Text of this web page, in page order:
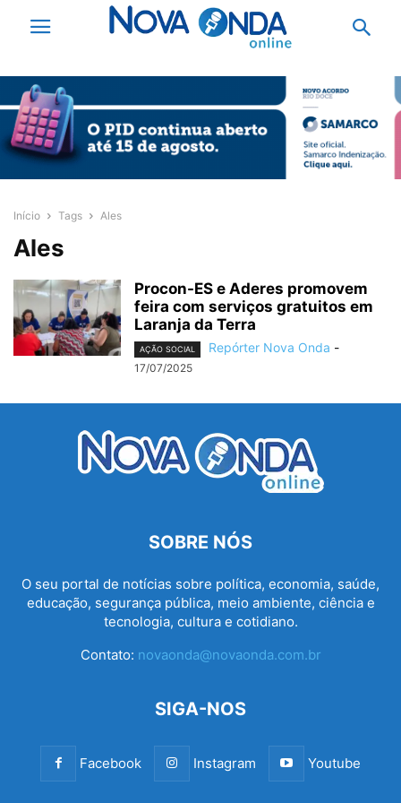
Início Tags Ales
Ales
Procon-ES e Aderes promovem
feira com serviços gratuitos em
Laranja da Terra
AÇÃO SOCIAL Repórter Nova Onda -
17/07/2025
SOBRE NÓS
O seu portal de notícias sobre política, economia, saúde,
educação, segurança pública, meio ambiente, ciência e
tecnologia, cultura e cotidiano.
Contato: novaonda@novaonda.com.br
SIGA-NOS
Facebook Instagram Youtube